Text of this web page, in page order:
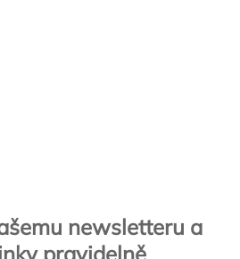
newsletteru a
pravidelně